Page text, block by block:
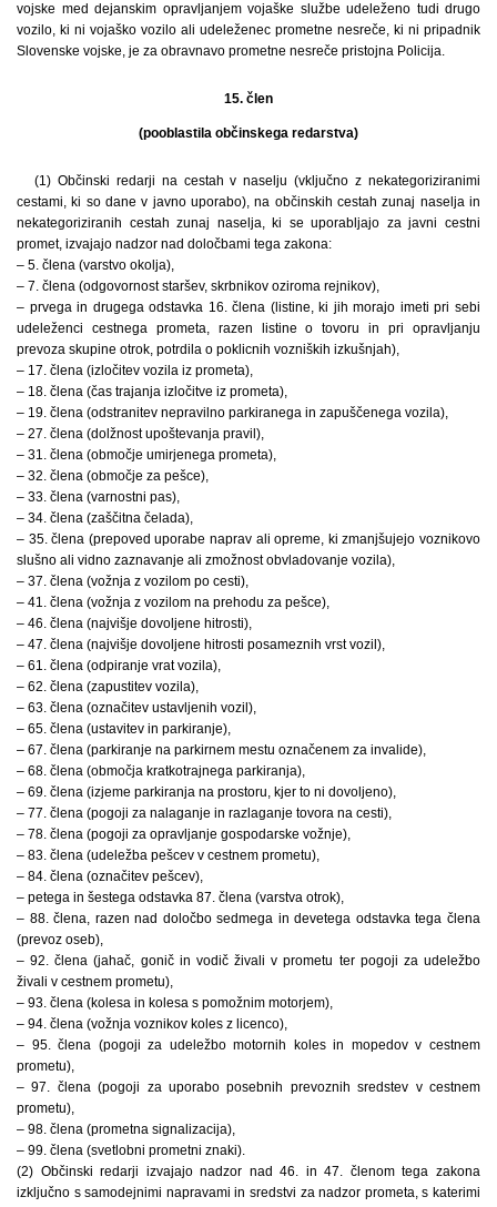
vojske med dejanskim opravljanjem vojaške službe udeleženo tudi drugo
vozilo, ki ni vojaško vozilo ali udeleženec prometne nesreče, ki ni pripadnik
Slovenske vojske, je za obravnavo prometne nesreče pristojna Policija.
15. člen
(pooblastila občinskega redarstva)
(1) Občinski redarji na cestah v naselju (vključno z nekategoriziranimi
cestami, ki so dane v javno uporabo), na občinskih cestah zunaj naselja in
nekategoriziranih cestah zunaj naselja, ki se uporabljajo za javni cestni
promet, izvajajo nadzor nad določbami tega zakona:
– 5. člena (varstvo okolja),
– 7. člena (odgovornost staršev, skrbnikov oziroma rejnikov),
– prvega in drugega odstavka 16. člena (listine, ki jih morajo imeti pri sebi
udeleženci cestnega prometa, razen listine o tovoru in pri opravljanju
prevoza skupine otrok, potrdila o poklicnih vozniških izkušnjah),
– 17. člena (izločitev vozila iz prometa),
– 18. člena (čas trajanja izločitve iz prometa),
– 19. člena (odstranitev nepravilno parkiranega in zapuščenega vozila),
– 27. člena (dolžnost upoštevanja pravil),
– 31. člena (območje umirjenega prometa),
– 32. člena (območje za pešce),
– 33. člena (varnostni pas),
– 34. člena (zaščitna čelada),
– 35. člena (prepoved uporabe naprav ali opreme, ki zmanjšujejo voznikovo
slušno ali vidno zaznavanje ali zmož­nost obvladovanje vozila),
– 37. člena (vožnja z vozilom po cesti),
– 41. člena (vožnja z vozilom na prehodu za pešce),
– 46. člena (najvišje dovoljene hitrosti),
– 47. člena (najvišje dovoljene hitrosti posameznih vrst vozil),
– 61. člena (odpiranje vrat vozila),
– 62. člena (zapustitev vozila),
– 63. člena (označitev ustavljenih vozil),
– 65. člena (ustavitev in parkiranje),
– 67. člena (parkiranje na parkirnem mestu označenem za invalide),
– 68. člena (območja kratkotrajnega parkiranja),
– 69. člena (izjeme parkiranja na prostoru, kjer to ni dovoljeno),
– 77. člena (pogoji za nalaganje in razlaganje tovora na cesti),
– 78. člena (pogoji za opravljanje gospodarske vožnje),
– 83. člena (udeležba pešcev v cestnem prometu),
– 84. člena (označitev pešcev),
– petega in šestega odstavka 87. člena (varstva otrok),
– 88. člena, razen nad določbo sedmega in devetega odstavka tega člena
(prevoz oseb),
– 92. člena (jahač, gonič in vodič živali v prometu ter pogoji za udeležbo
živali v cestnem prometu),
– 93. člena (kolesa in kolesa s pomožnim motorjem),
– 94. člena (vožnja voznikov koles z licenco),
– 95. člena (pogoji za udeležbo motornih koles in mopedov v cestnem
prometu),
– 97. člena (pogoji za uporabo posebnih prevoznih sredstev v cestnem
prometu),
– 98. člena (prometna signalizacija),
– 99. člena (svetlobni prometni znaki).
(2) Občinski redarji izvajajo nadzor nad 46. in 47. členom tega zakona
izključno s samodejnimi napravami in sredstvi za nadzor prometa, s katerimi